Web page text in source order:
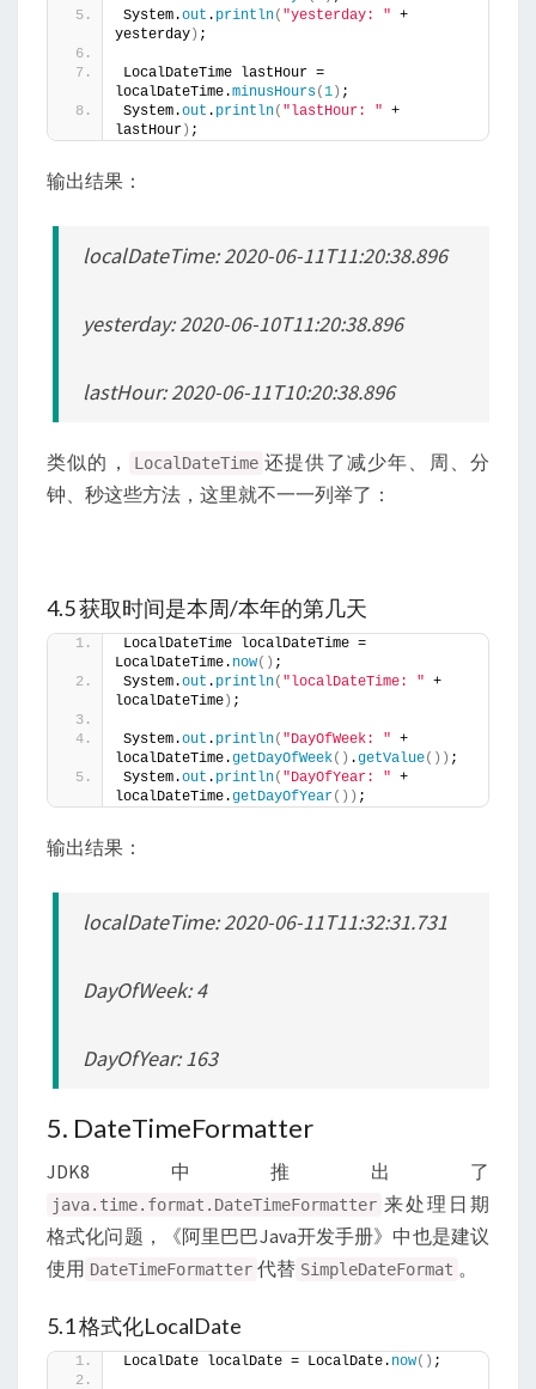
System.out . println( "yesterday: " +
yesterday ) ;
LocalDateTime lastHour =
localDateTime.minusHours(1 ) ;
System.out . println( "lastHour: " +
lastHour ) ;
输出结果：
localDateTime: 2020-06-11T11:20:38.896
yesterday: 2020-06-10T11:20:38.896
lastHour: 2020-06-11T10:20:38.896
类似的， LocalDateTime 还提供了减少年、周、分
钟、秒这些方法，这里就不一一列举了：
4.5 获取时间是本周/本年的第几天
LocalDateTime localDateTime =
LocalDateTime. now() ;
System.out . println( "localDateTime: " +
localDateTime ) ;
System.out . println( "DayOfWeek: " +
localDateTime.getDayOfWeek() .getValue()) ;
System.out . println( "DayOfYear: " +
localDateTime.getDayOfYear()) ;
输出结果：
localDateTime: 2020-06-11T11:32:31.731
DayOfWeek: 4
DayOfYear: 163
5. DateTimeFormatter
JDK8中推出了
java.time.format.DateTimeFormatter 来处理日期
格式化问题，《阿里巴巴Java开发手册》中也是建议
使用 DateTimeFormatter 代替 SimpleDateFormat 。
5.1 格式化LocalDate
LocalDate localDate = LocalDate. now() ;